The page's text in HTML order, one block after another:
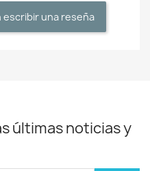
escribir una reseña
últimas noticias y